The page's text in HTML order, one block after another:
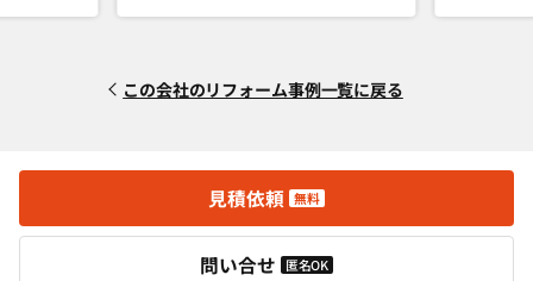
この会社のリフォーム事例一覧に戻る
見積依頼 無料
問い合せ 匿名OK